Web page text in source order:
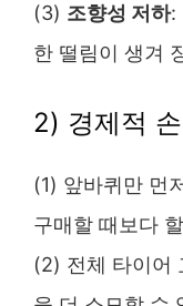
(3) 조향성 저하:
한 떨림이 생겨
2) 경제적
(1) 앞바퀴만 먼
구매할 때보다
(2) 전체 타이어